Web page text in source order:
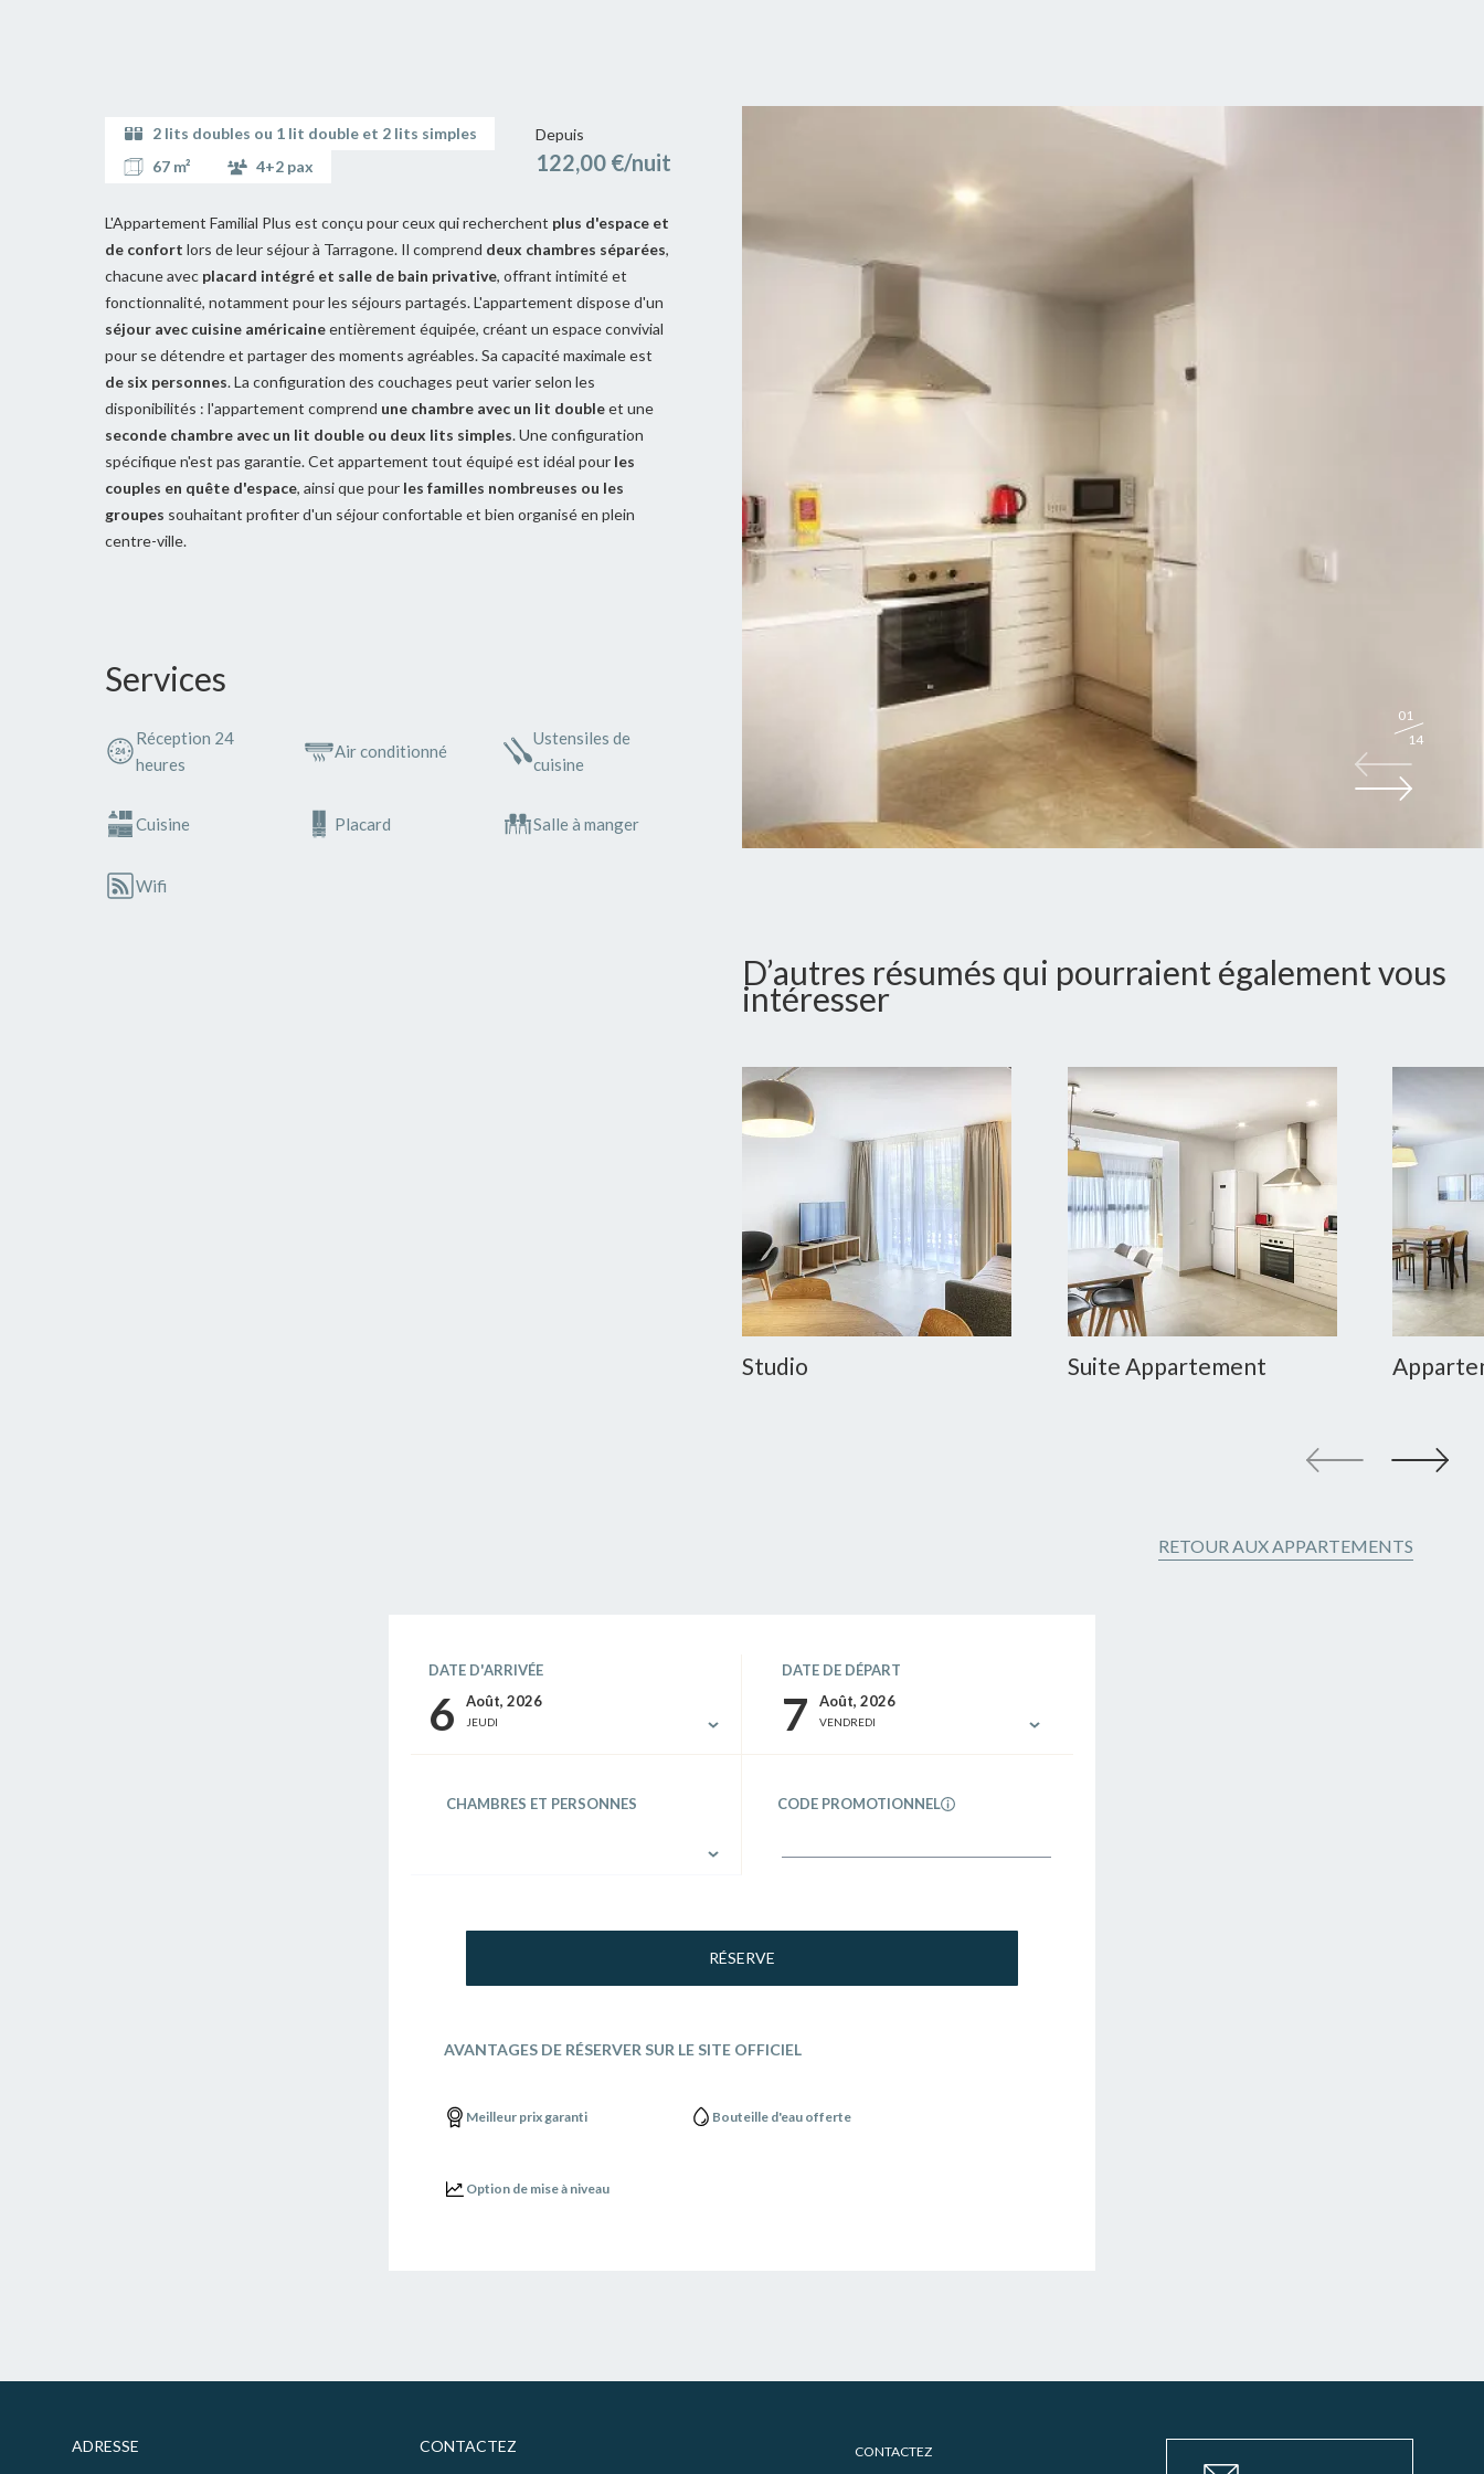
01
14
2 lits doubles ou 1 lit double et 2 lits simples
67 m²
4+2 pax
Depuis
122,00 €/nuit
L'Appartement Familial Plus est conçu pour ceux qui recherchent plus d'espace et
de confort lors de leur séjour à Tarragone. Il comprend deux chambres séparées,
chacune avec placard intégré et salle de bain privative, offrant intimité et
fonctionnalité, notamment pour les séjours partagés. L'appartement dispose d'un
séjour avec cuisine américaineentièrement équipée, créant un espace convivial
pour se détendre et partager des moments agréables. Sa capacité maximale est
de six personnes. La configuration des couchages peut varier selon les
disponibilités : l'appartement comprend une chambre avec un lit doubleet une
seconde chambre avec un lit double ou deux lits simples. Une configuration
spécifique n'est pas garantie. Cet appartement tout équipé est idéal pour les
couples en quête d'espace, ainsi que pour les familles nombreuses ou les
groupes souhaitant profiter d'un séjour confortable et bien organisé en plein
centre-ville.
Services
Réception 24
heures
Air conditionné
Ustensiles de
cuisine
Cuisine Placard Salle à manger
Wifi
D’autres résumés qui pourraient également vous
intéresser
Studio Suite Appartement
RETOUR AUX APPARTEMENTS
DATE D'ARRIVÉE
6 Août, 2026
JEUDI
DATE DE DÉPART
7 Août, 2026
VENDREDI
CHAMBRES ET PERSONNES CODE PROMOTIONNEL
RÉSERVE
AVANTAGES DE RÉSERVER SUR LE SITE OFFICIEL
Meilleur prix garanti Bouteille d'eau offerte
Option de mise à niveau
ADRESSE CONTACTEZ
CONTACTEZ